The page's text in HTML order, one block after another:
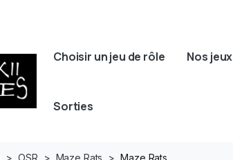
Choisir un jeu de rôle Nos jeux
Sorties
OSR Maze Rats Maze Rats